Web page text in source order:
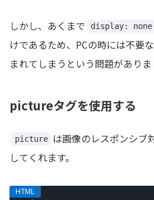
しかし、あくまで display: none
けであるため、PCの時には不要
まれてしまうという問題がありま
pictureタグを使用する
picture は画像のレスポンシブ
してくれます。